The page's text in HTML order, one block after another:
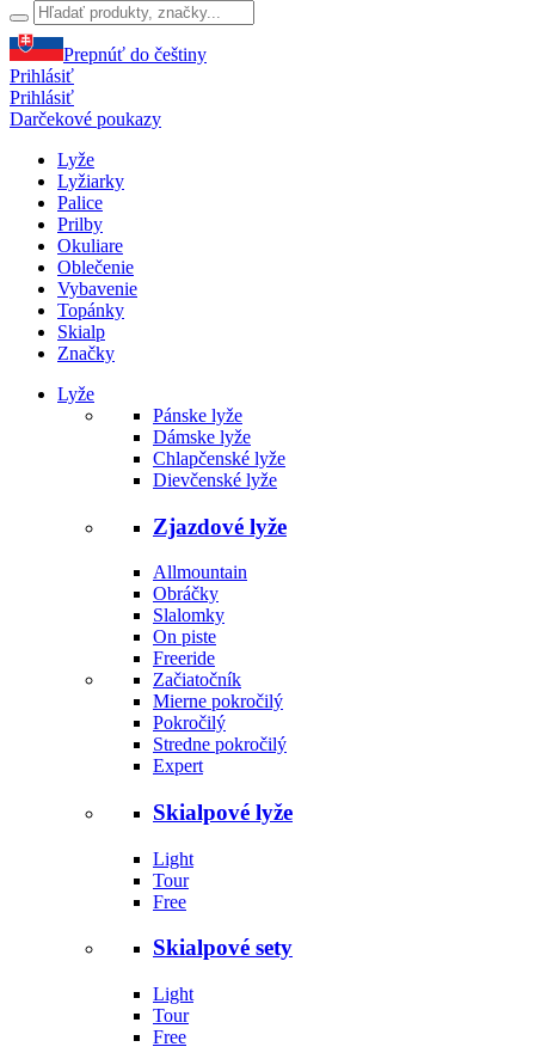
Prepnúť do češtiny
Prihlásiť
Prihlásiť
Darčekové poukazy
Lyže
Lyžiarky
Palice
Prilby
Okuliare
Oblečenie
Vybavenie
Topánky
Skialp
Značky
Lyže
Pánske lyže
Dámske lyže
Chlapčenské lyže
Dievčenské lyže
Zjazdové lyže
Allmountain
Obráčky
Slalomky
On piste
Freeride
Začiatočník
Mierne pokročilý
Pokročilý
Stredne pokročilý
Expert
Skialpové lyže
Light
Tour
Free
Skialpové sety
Light
Tour
Free